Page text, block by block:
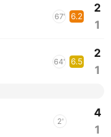
67' 6.2
2
1
64' 6.5
2
1
2'
4
1